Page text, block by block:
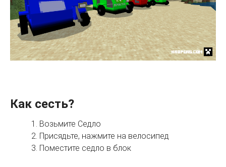
Как сесть?
Возьмите Седло
Присядьте, нажмите на велосипед
Поместите седло в блок